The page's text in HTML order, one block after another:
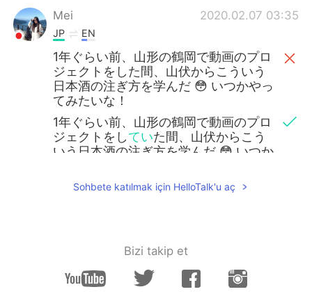
Mei 2020.02.07 03:35
JP EN
1年ぐらい前、山形の鶴岡で動画のプロ
ジェクトをした間、山伏からこういう
日本酒の注ぎ方を学んだ 😳 いつかやっ
てみたいな！
1年ぐらい前、山形の鶴岡で動画のプロ
ジェクトをしていた間、山伏からこう
いう日本酒の注ぎ方を学んだ 😳 いつか
Sohbete katılmak için HelloTalk'u aç
Bizi takip et